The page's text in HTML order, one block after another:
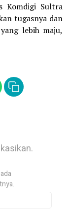
Komdigi Sultra
tugasnya dan
lebih maju,